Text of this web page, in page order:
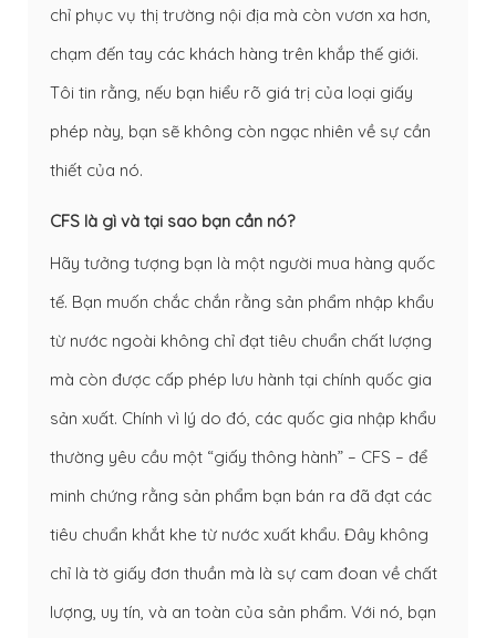
chỉ phục vụ thị trường nội địa mà còn vươn xa hơn,
chạm đến tay các khách hàng trên khắp thế giới.
Tôi tin rằng, nếu bạn hiểu rõ giá trị của loại giấy
phép này, bạn sẽ không còn ngạc nhiên về sự cần
thiết của nó.
CFS là gì và tại sao bạn cần nó?
Hãy tưởng tượng bạn là một người mua hàng quốc
tế. Bạn muốn chắc chắn rằng sản phẩm nhập khẩu
từ nước ngoài không chỉ đạt tiêu chuẩn chất lượng
mà còn được cấp phép lưu hành tại chính quốc gia
sản xuất. Chính vì lý do đó, các quốc gia nhập khẩu
thường yêu cầu một “giấy thông hành” – CFS – để
minh chứng rằng sản phẩm bạn bán ra đã đạt các
tiêu chuẩn khắt khe từ nước xuất khẩu. Đây không
chỉ là tờ giấy đơn thuần mà là sự cam đoan về chất
lượng, uy tín, và an toàn của sản phẩm. Với nó, bạn